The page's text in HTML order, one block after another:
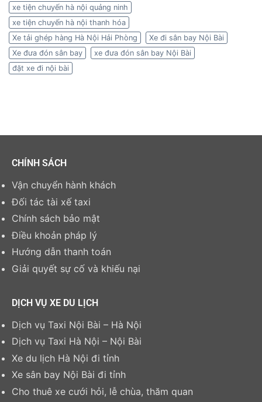
xe tiện chuyến hà nội quảng ninh
xe tiện chuyến hà nội thanh hóa
Xe tải ghép hàng Hà Nội Hải Phòng
Xe đi sân bay Nội Bài
Xe đưa đón sân bay
xe đưa đón sân bay Nội Bài
đặt xe đi nội bài
CHÍNH SÁCH
Vận chuyển hành khách
Đối tác tài xế taxi
Chính sách bảo mật
Điều khoản pháp lý
Hướng dẫn thanh toán
Giải quyết sự cố và khiếu nại
DỊCH VỤ XE DU LỊCH
Dịch vụ Taxi Nội Bài – Hà Nội
Dịch vụ Taxi Hà Nội – Nội Bài
Xe du lịch Hà Nội đi tỉnh
Xe sân bay Nội Bài đi tỉnh
Cho thuê xe cưới hỏi, lễ chùa, thăm quan